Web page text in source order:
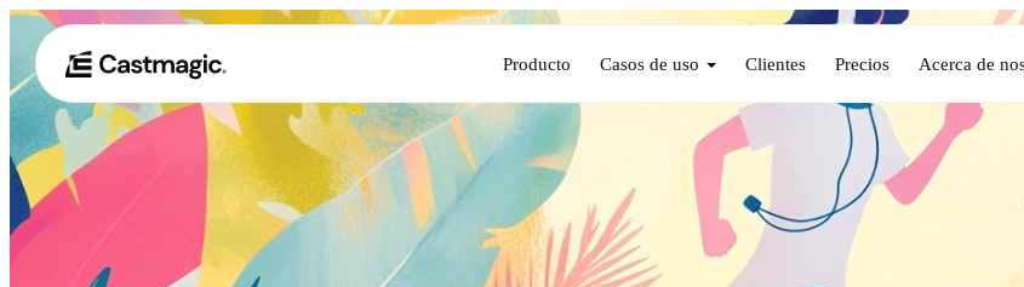
Producto Casos de uso Clientes Precios Acerca de